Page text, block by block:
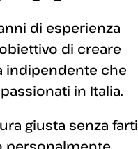
di esperienza
di creare
indipendente che
in Italia.
giusta senza farti